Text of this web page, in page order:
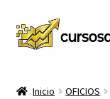
Ir
a
Ir
al
Inicio OFICIOS